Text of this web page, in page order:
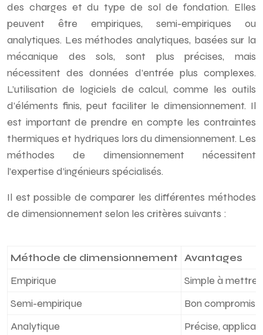
des charges et du type de sol de fondation. Elles
peuvent être empiriques, semi-empiriques ou
analytiques. Les méthodes analytiques, basées sur la
mécanique des sols, sont plus précises, mais
nécessitent des données d’entrée plus complexes.
L’utilisation de logiciels de calcul, comme les outils
d’éléments finis, peut faciliter le dimensionnement. Il
est important de prendre en compte les contraintes
thermiques et hydriques lors du dimensionnement. Les
méthodes de dimensionnement nécessitent
l’expertise d’ingénieurs spécialisés.
Il est possible de comparer les différentes méthodes
de dimensionnement selon les critères suivants :
Méthode de dimensionnement Avantages
Empirique
Simple à mettre
Semi-empirique
Bon compromis
Analytique
Précise,